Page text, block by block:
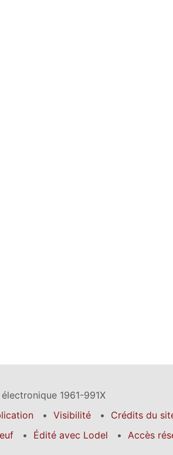
électronique 1961-991X
Visibilité Crédits du
Édité avec Lodel Accès